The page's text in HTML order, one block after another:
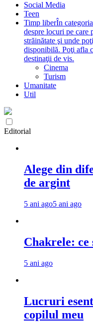
Social Media
Teen
Timp liberÎn
despre locuri pe care
străinătate şi unde
disponibilă. Poţi afla
destinaţii de vis.
Cinema
Turism
Umanitate
Util
Editorial
Alege din
de argint
5 ani ago5 ani ago
Chakrele: ce
5 ani ago
Lucruri
copilul meu